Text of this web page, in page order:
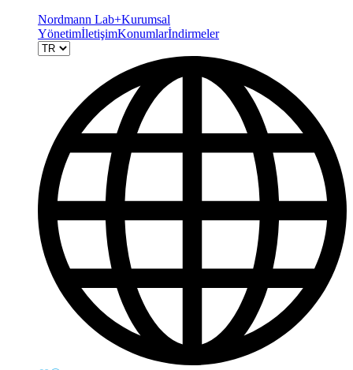
Nordmann Lab+Kurumsal
YönetimİletişimKonumlarİndirmeler